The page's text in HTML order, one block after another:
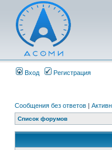
Вход Регистрация
Сообщения без ответов |
Список форумов